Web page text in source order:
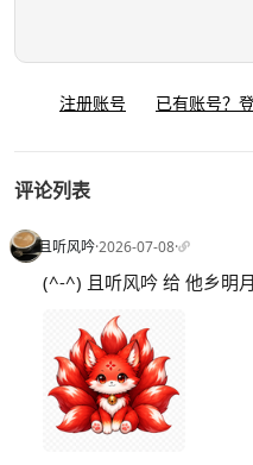
注册账号 已有账号？
评论列表
且听风吟·2026-07-08·
(^-^) 且听风吟 给 他乡明